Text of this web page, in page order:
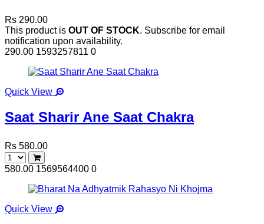
Rs 290.00
This product is OUT OF STOCK. Subscribe for email
notification upon availability.
290.00 1593257811 0
Quick View
Saat Sharir Ane Saat Chakra
Rs 580.00
580.00 1569564400 0
Quick View